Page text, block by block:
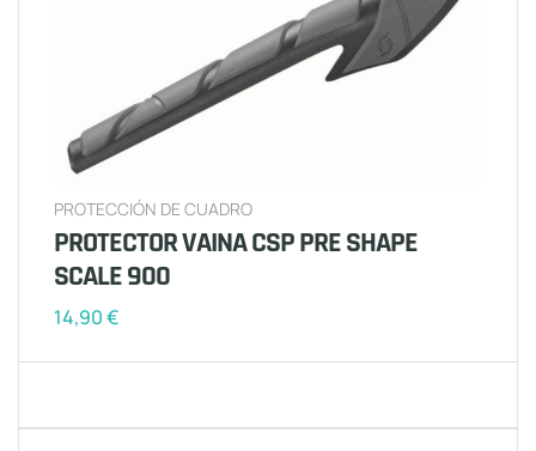
PROTECCIÓN DE CUADRO
PROTECTOR VAINA CSP PRE SHAPE
SCALE 900
14,90€